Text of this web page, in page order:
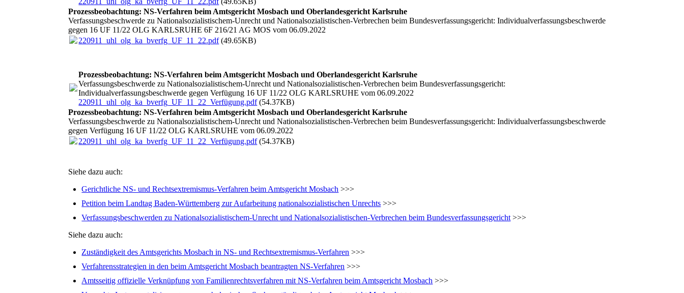
Prozessbeobachtung: NS-Verfahren beim Amtsgericht Mosbach und Oberlandesgericht Karlsruhe
Verfassungsbeschwerde zu Nationalsozialistischem-Unrecht und Nationalsozialistischen-Verbrechen beim Bundesverfassungsgericht: Individualverfassungsbeschwerde
gegen 16 UF 11/22 OLG KARLSRUHE 6F 216/21 AG MOS vom 06.09.2022
220911_uhl_olg_ka_bverfg_UF_11_22.pdf(49.65KB)
Prozessbeobachtung: NS-Verfahren beim Amtsgericht Mosbach und Oberlandesgericht Karlsruhe
Verfassungsbeschwerde zu Nationalsozialistischem-Unrecht und Nationalsozialistischen-Verbrechen beim Bundesverfassungsgericht:
Individualverfassungsbeschwerde gegen Verfügung 16 UF 11/22 OLG KARLSRUHE vom 06.09.2022
220911_uhl_olg_ka_bverfg_UF_11_22_Verfügung.pdf(54.37KB)
Prozessbeobachtung: NS-Verfahren beim Amtsgericht Mosbach und Oberlandesgericht Karlsruhe
Verfassungsbeschwerde zu Nationalsozialistischem-Unrecht und Nationalsozialistischen-Verbrechen beim Bundesverfassungsgericht: Individualverfassungsbeschwerde
gegen Verfügung 16 UF 11/22 OLG KARLSRUHE vom 06.09.2022
220911_uhl_olg_ka_bverfg_UF_11_22_Verfügung.pdf(54.37KB)
Siehe dazu auch:
Gerichtliche NS- und Rechtsextremismus-Verfahren beim Amtsgericht Mosbach >>>
Petition beim Landtag Baden-Württemberg zur Aufarbeitung nationalsozialistischen Unrechts >>>
Verfassungsbeschwerden zu Nationalsozialistischem-Unrecht und Nationalsozialistischen-Verbrechen beim Bundesverfassungsgericht >>>
Siehe dazu auch:
Zuständigkeit des Amtsgerichts Mosbach in NS- und Rechtsextremismus-Verfahren >>>
Verfahrensstrategien in den beim Amtsgericht Mosbach beantragten NS-Verfahren >>>
Amtsseitig offizielle Verknüpfung von Familienrechtsverfahren mit NS-Verfahren beim Amtsgericht Mosbach >>>